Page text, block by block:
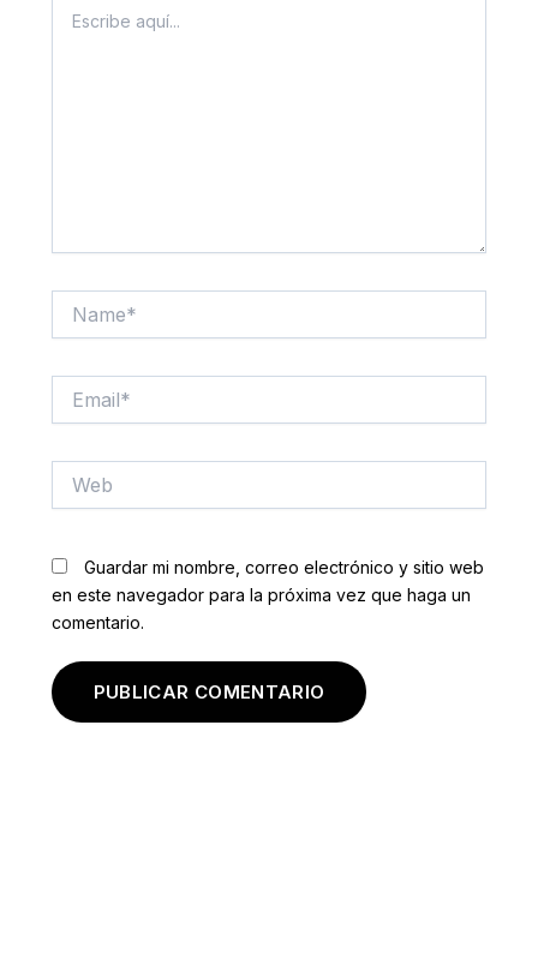
aquí...
Guardar mi nombre, correo electrónico y sitio web
en este navegador para la próxima vez que haga un
comentario.